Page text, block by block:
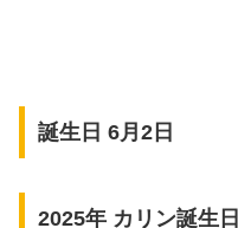
誕生日 6月2日
2025年 カリン誕生日